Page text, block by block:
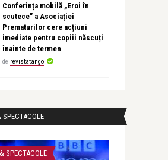
Conferința mobilă „Eroi în
scutece” a Asociației
Prematurilor cere acțiuni
imediate pentru copiii născuți
înainte de termen
de revistatango
SPECTACOLE
SPECTACOLE